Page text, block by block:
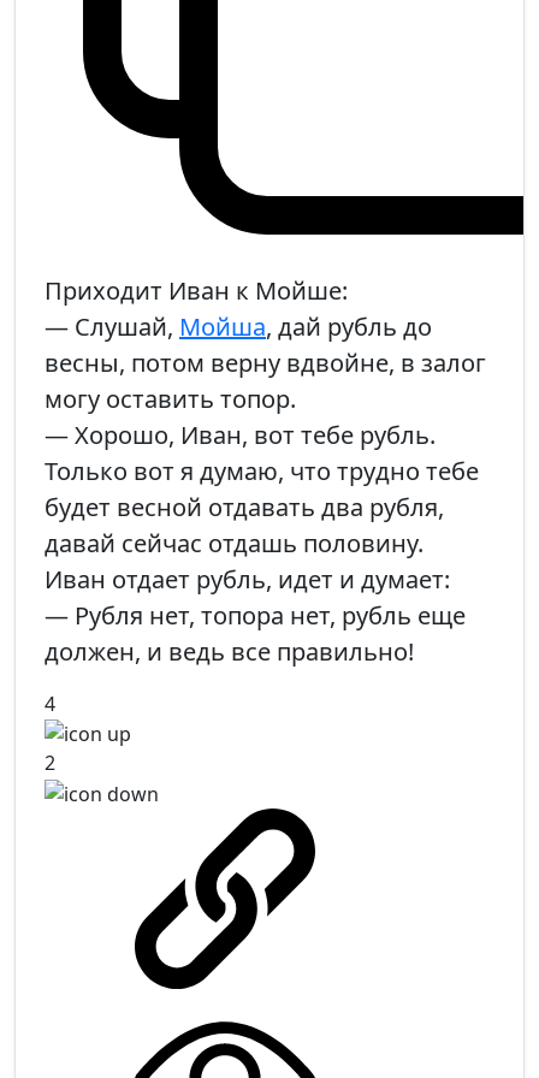
Приходит Иван к Мойше:
— Слушай, Мойша, дай рубль до
весны, потом верну вдвойне, в залог
могу оставить топор.
— Хорошо, Иван, вот тебе рубль.
Только вот я думаю, что трудно тебе
будет весной отдавать два рубля,
давай сейчас отдашь половину.
Иван отдает рубль, идет и думает:
— Рубля нет, топора нет, рубль еще
должен, и ведь все правильно!
4
2